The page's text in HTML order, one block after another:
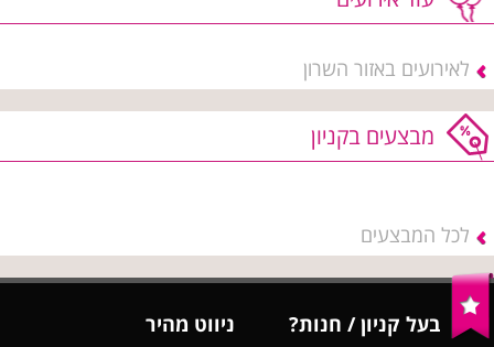
לאירועים באזור השרון
מבצעים בקניון
לכל המבצעים
בעל קניון / חנות?
ניווט מהיר